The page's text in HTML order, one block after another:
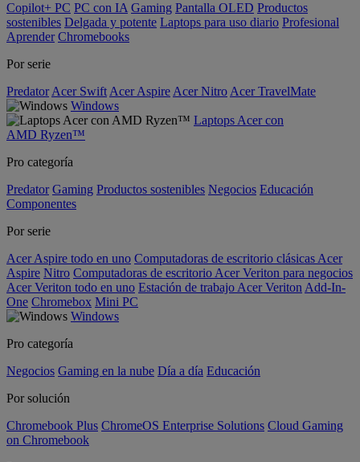
Copilot+ PC PC con IA Gaming Pantalla OLED Productos
sostenibles Delgada y potente Laptops para uso diario Profesional
Aprender Chromebooks
Por serie
Predator Acer Swift Acer Aspire Acer Nitro Acer TravelMate
Windows
Laptops Acer con
AMD Ryzen™
Pro categoría
Predator Gaming Productos sostenibles Negocios Educación
Componentes
Por serie
Acer Aspire todo en uno Computadoras de escritorio clásicas Acer
Aspire Nitro Computadoras de escritorio Acer Veriton para negocios
Acer Veriton todo en uno Estación de trabajo Acer Veriton Add-In-
One Chromebox Mini PC
Windows
Pro categoría
Negocios Gaming en la nube Día a día Educación
Por solución
Chromebook Plus ChromeOS Enterprise Solutions Cloud Gaming
on Chromebook